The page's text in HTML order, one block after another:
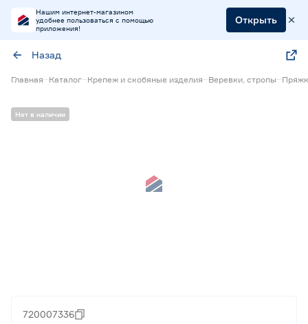
Нашим интернет-магазином
удобнее пользоваться с помощью
приложения!
Открыть
Назад
Главная Каталог Крепеж и скобяные изделия Веревки, стропы
Нет в наличии
720007336